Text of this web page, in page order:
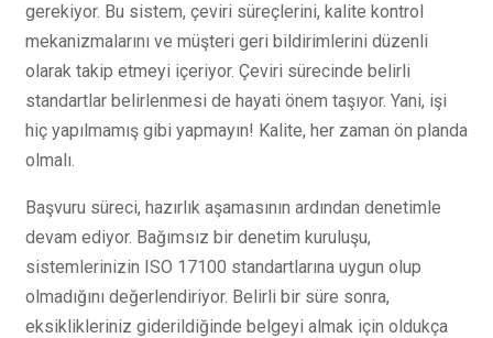
gerekiyor. Bu sistem, çeviri süreçlerini, kalite kontrol
mekanizmalarını ve müşteri geri bildirimlerini düzenli
olarak takip etmeyi içeriyor. Çeviri sürecinde belirli
standartlar belirlenmesi de hayati önem taşıyor. Yani, işi
hiç yapılmamış gibi yapmayın! Kalite, her zaman ön planda
olmalı.
Başvuru süreci, hazırlık aşamasının ardından denetimle
devam ediyor. Bağımsız bir denetim kuruluşu,
sistemlerinizin ISO 17100 standartlarına uygun olup
olmadığını değerlendiriyor. Belirli bir süre sonra,
eksiklikleriniz giderildiğinde belgeyi almak için oldukça